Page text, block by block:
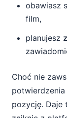
obawiasz
film,
planujesz
Choć nie
pozycję. Daje